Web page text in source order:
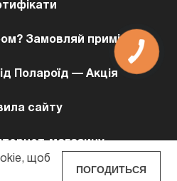
Замовляй примірку!
Полароїд — Акція
сайту
магазину
щоб
ПОГОДИТЬСЯ
КНОПКА
ЗВ'ЯЗКУ